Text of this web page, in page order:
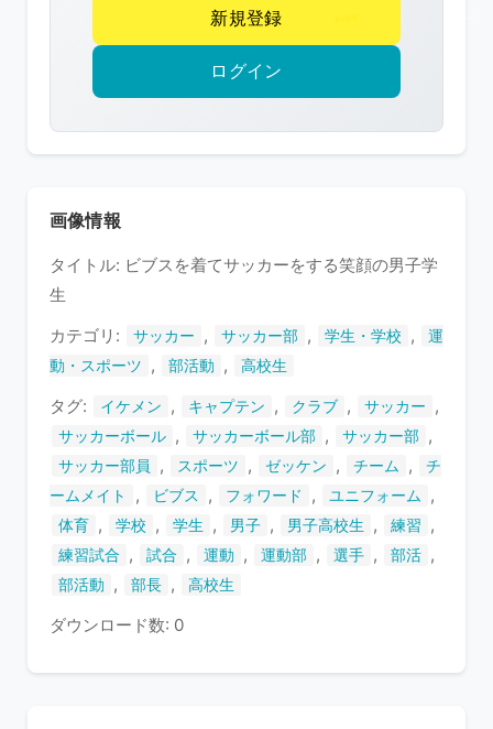
作
権
護
い
す
新規登録
ログイン
画像情報
タイトル: ビブスを着てサッカーをする笑顔の男子学
生
カテゴリ:
サッカー , サッカー部 , 学生・学校 ,
運
動・スポーツ
, 部活動 , 高校生
タグ: イケメン , キャプテン , クラブ , サッカー ,
サッカーボール , サッカーボール部 , サッカー部 ,
サッカー部員 , スポーツ , ゼッケン , チーム ,
チ
ームメイト
, ビブス , フォワード , ユニフォーム ,
体育 , 学校 , 学生 , 男子 , 男子高校生 , 練習 ,
練習試合 , 試合 , 運動 , 運動部 , 選手 , 部活 ,
部活動 , 部長 , 高校生
ダウンロード数: 0